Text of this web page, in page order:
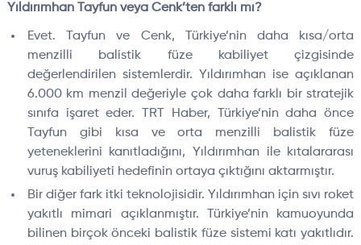
Yıldırımhan Tayfun veya Cenk’ten farklı mı?
Evet. Tayfun ve Cenk, Türkiye’nin daha kısa/orta
menzilli balistik füze kabiliyet çizgisinde
değerlendirilen sistemlerdir. Yıldırımhan ise açıklanan
6.000 km menzil değeriyle çok daha farklı bir stratejik
sınıfa işaret eder. TRT Haber, Türkiye’nin daha önce
Tayfun gibi kısa ve orta menzilli balistik füze
yeteneklerini kanıtladığını, Yıldırımhan ile kıtalararası
vuruş kabiliyeti hedefinin ortaya çıktığını aktarmıştır.
Bir diğer fark itki teknolojisidir. Yıldırımhan için sıvı roket
yakıtlı mimari açıklanmıştır. Türkiye’nin kamuoyunda
bilinen birçok önceki balistik füze sistemi katı yakıtlıdır.